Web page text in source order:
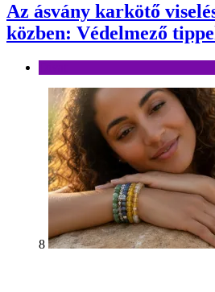
Az ásvány karkötő
közben: Védelmező
8